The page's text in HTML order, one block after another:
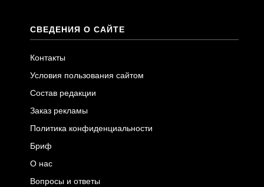
СВЕДЕНИЯ О САЙТЕ
Контакты
Условия пользования сайтом
Состав редакции
Заказ рекламы
Политика конфиденциальности
Бриф
О нас
Вопросы и ответы